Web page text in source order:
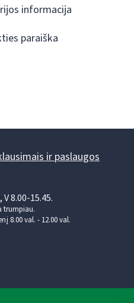
informacija
paraiška
ir paslaugos
8.00-15.45.
trumpiau.
8.00 val. - 12.00 val.